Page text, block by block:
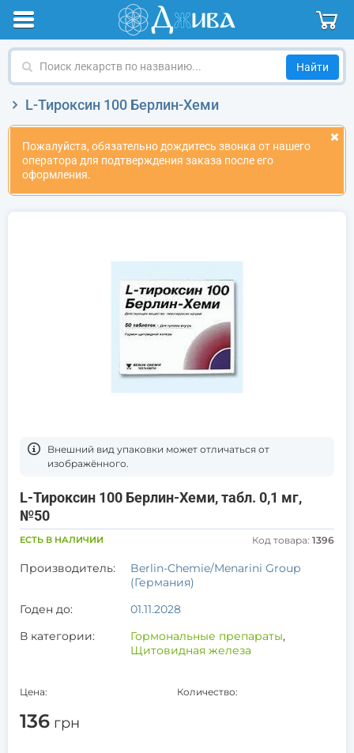
Поиск
названию
L-Тироксин 100 Берлин-Хеми
Пожалуйста, обязательно дождитесь звонка от нашего
оператора для подтверждения заказа после его
оформления.
Bнешний вид упаковки может отличаться от
изображённого.
L-Тироксин 100 Берлин-Хеми, табл. 0,1 мг,
№50
ЕСТЬ В НАЛИЧИИ Код товара: 1396
Производитель:
Berlin-Chemie/Menarini Group
(Германия)
Годен до:
01.11.2028
В категории:
Гормональные препараты,
Щитовидная железа
Цена:
136 грн
Количество: